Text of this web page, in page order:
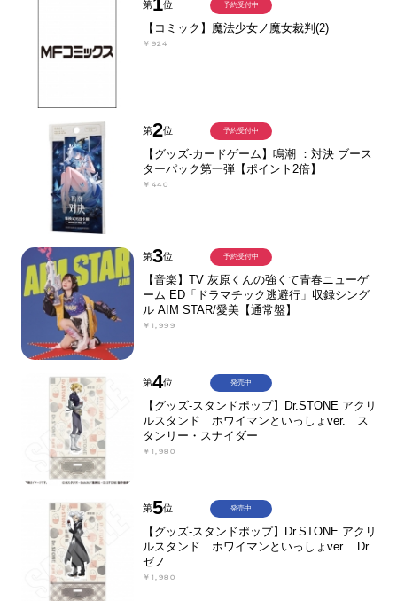
第 位
【コミック】魔法少女ノ魔女裁判(2)
￥924
予約受付中
第2位
【グッズ-カードゲーム】鳴潮 ：対決 ブース
ターパック第一弾【ポイント2倍】
￥440
予約受付中
第3位
【音楽】TV 灰原くんの強くて青春ニューゲ
ーム ED「ドラマチック逃避行」収録シング
ル AIM STAR/愛美【通常盤】
￥1,999
予約受付中
第4位
【グッズ-スタンドポップ】Dr.STONE アクリ
ルスタンド ホワイマンといっしょver. ス
タンリー・スナイダー
￥1,980
発売中
第5位
【グッズ-スタンドポップ】Dr.STONE アクリ
ルスタンド ホワイマンといっしょver. Dr.
ゼノ
￥1,980
発売中